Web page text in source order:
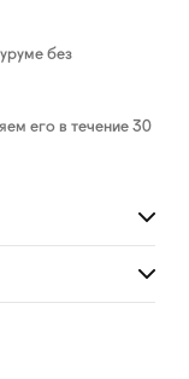
без
его в течение 30